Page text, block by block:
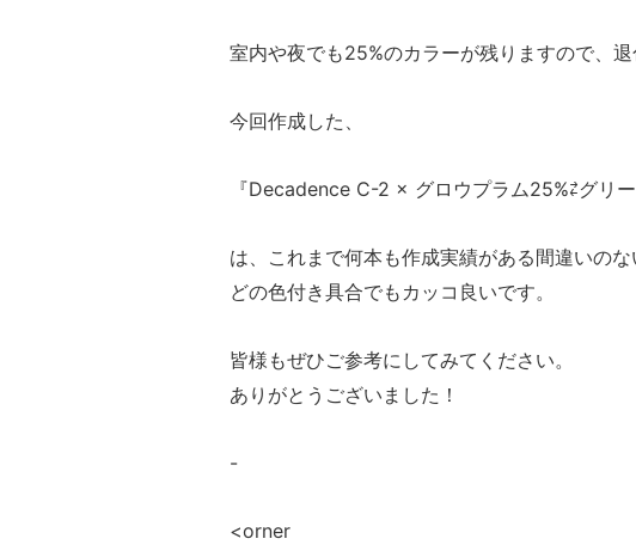
室内や夜でも25%のカラーが残りますので、
今回作成した、
『Decadence C-2 × グロウプラム25%⇄グリー
は、これまで何本も作成実績がある間違いのな
どの色付き具合でもカッコ良いです。
皆様もぜひご参考にしてみてください。
ありがとうございました！
-
<orner